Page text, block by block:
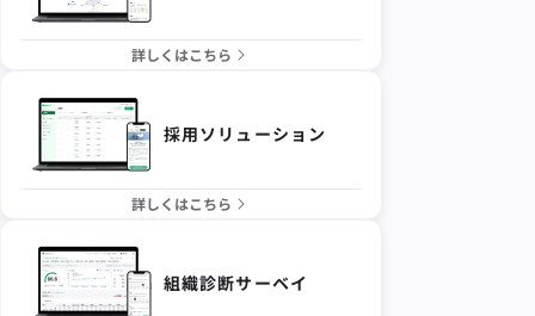
詳しくはこちら
採用ソリューション
詳しくはこちら
組織診断サーベイ